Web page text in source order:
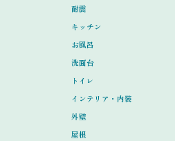
耐震
キッチン
お風呂
洗面台
トイレ
インテリア・内装
外壁
屋根